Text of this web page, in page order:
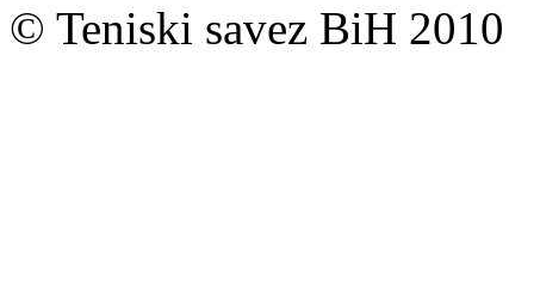
© Teniski savez BiH 2010